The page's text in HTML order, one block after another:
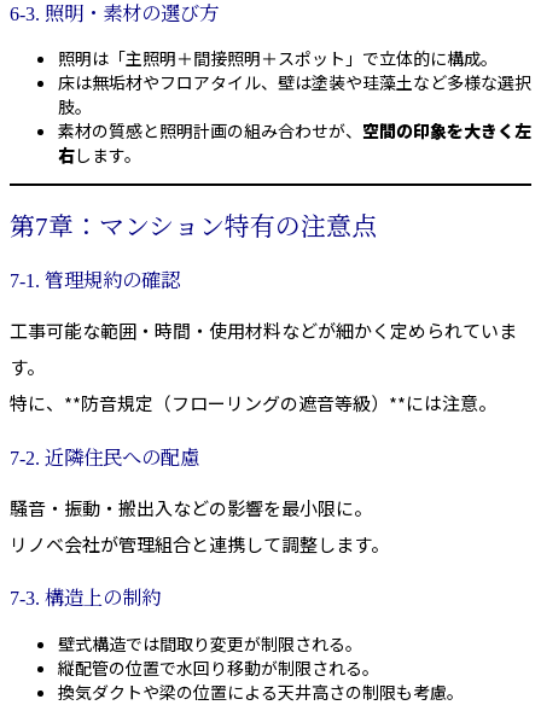
6-3. 照明・素材の選び方
照明は「主照明＋間接照明＋スポット」で立体的に構成。
床は無垢材やフロアタイル、壁は塗装や珪藻土など多様な選択
肢。
素材の質感と照明計画の組み合わせが、 空間の印象を大きく左
右します。
第7章：マンション特有の注意点
7-1. 管理規約の確認
工事可能な範囲・時間・使用材料などが細かく定められていま
す。
特に、**防音規定（フローリングの遮音等級）**には注意。
7-2. 近隣住民への配慮
騒音・振動・搬出入などの影響を最小限に。
リノベ会社が管理組合と連携して調整します。
7-3. 構造上の制約
壁式構造では間取り変更が制限される。
縦配管の位置で水回り移動が制限される。
換気ダクトや梁の位置による天井高さの制限も考慮。